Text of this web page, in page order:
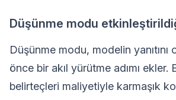
Düşünme modu
Düşünme modu, modelin yanıtını
önce bir akıl yürütme adımı ekler.
belirteçleri maliyetiyle karmaşık